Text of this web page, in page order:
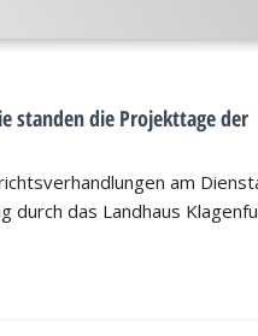
standen die Projekttage der
am
durch das Landhaus